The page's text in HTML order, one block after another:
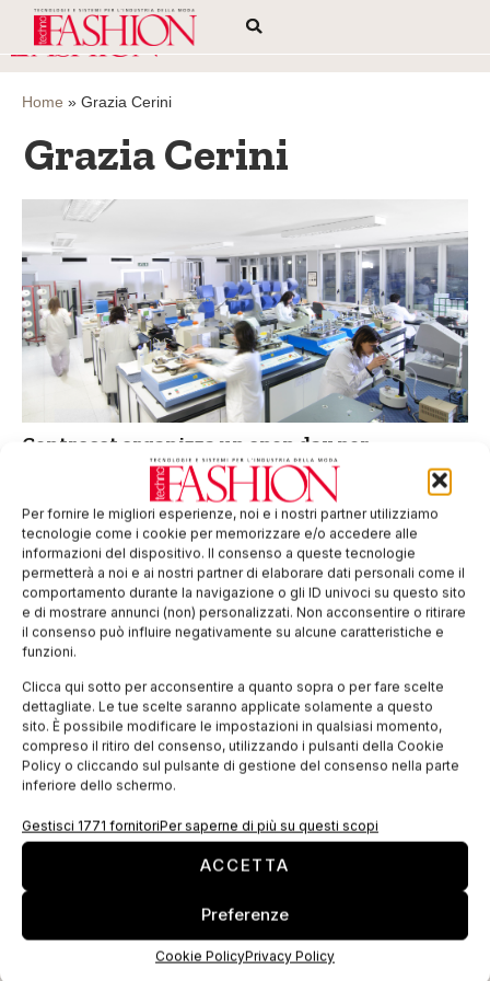
Per fornire le migliori esperienze, noi e i nostri partner utilizziamo
tecnologie come i cookie per memorizzare e/o accedere alle
informazioni del dispositivo. Il consenso a queste tecnologie
permetterà a noi e ai nostri partner di elaborare dati personali come il
comportamento durante la navigazione o gli ID univoci su questo sito
e di mostrare annunci (non) personalizzati. Non acconsentire o ritirare
il consenso può influire negativamente su alcune caratteristiche e
funzioni.
Clicca qui sotto per acconsentire a quanto sopra o per fare scelte
dettagliate. Le tue scelte saranno applicate solamente a questo
sito. È possibile modificare le impostazioni in qualsiasi momento,
compreso il ritiro del consenso, utilizzando i pulsanti della Cookie
Policy o cliccando sul pulsante di gestione del consenso nella parte
inferiore dello schermo.
Gestisci 1771 fornitoriPer saperne di più su questi scopi
ACCETTA
Preferenze
Cookie PolicyPrivacy Policy
Home » Grazia Cerini
Grazia Cerini
Centrocot organizza un open day per
presentare il nuovo corso di alta formazione
per il settore tessile
Si terrà mercoledì 30 settembre l’open day organizzato da
Centrocot per la presentazione del nuovo corso di alta
formazione per il settore tessile, un corso di due anni post
diploma nato
EDICOLA WEB
ISCRIVITI ALLA NEWSLETTER